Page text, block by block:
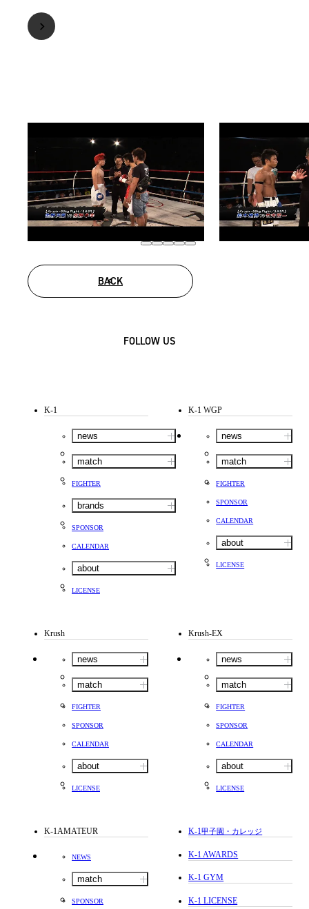
BACK
FOLLOW US
K-1
news
match
FIGHTER
brands
SPONSOR
CALENDAR
about
LICENSE
K-1 WGP
news
match
FIGHTER
SPONSOR
CALENDAR
about
LICENSE
Krush
news
match
FIGHTER
SPONSOR
CALENDAR
about
LICENSE
Krush-EX
news
match
FIGHTER
SPONSOR
CALENDAR
about
LICENSE
K-1AMATEUR
NEWS
match
SPONSOR
K-1甲子園・カレッジ
K-1 AWARDS
K-1 GYM
K-1 LICENSE